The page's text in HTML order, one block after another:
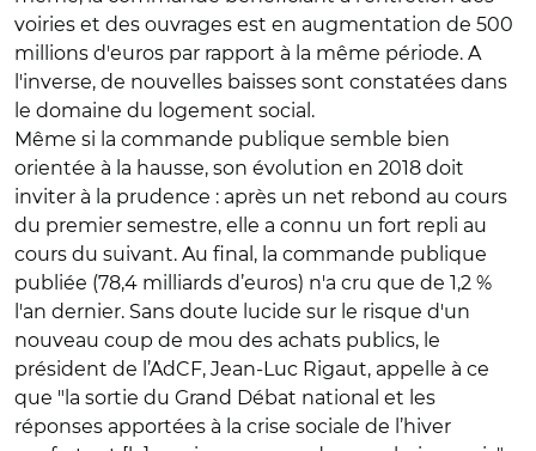
voiries et des ouvrages est en augmentation de 500
millions d'euros par rapport à la même période. A
l'inverse, de nouvelles baisses sont constatées dans
le domaine du logement social.
Même si la commande publique semble bien
orientée à la hausse, son évolution en 2018 doit
inviter à la prudence : après un net rebond au cours
du premier semestre, elle a connu un fort repli au
cours du suivant. Au final, la commande publique
publiée (78,4 milliards d’euros) n'a cru que de 1,2 %
l'an dernier. Sans doute lucide sur le risque d'un
nouveau coup de mou des achats publics, le
président de l’AdCF, Jean-Luc Rigaut, appelle à ce
que "la sortie du Grand Débat national et les
réponses apportées à la crise sociale de l’hiver